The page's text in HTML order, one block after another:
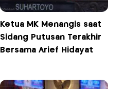
Ketua MK Menangis saat
Sidang Putusan Terakhir
Bersama Arief Hidayat